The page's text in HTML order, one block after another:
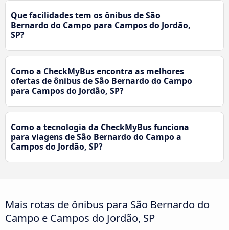
Que facilidades tem os ônibus de São
Bernardo do Campo para Campos do Jordão,
SP?
Como a CheckMyBus encontra as melhores
ofertas de ônibus de São Bernardo do Campo
para Campos do Jordão, SP?
Como a tecnologia da CheckMyBus funciona
para viagens de São Bernardo do Campo a
Campos do Jordão, SP?
Mais rotas de ônibus para São Bernardo do
Campo e Campos do Jordão, SP